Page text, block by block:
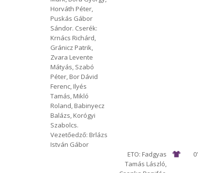
Horváth Péter,
Puskás Gábor
Sándor. Cserék:
Krnács Richárd,
Gránicz Patrik,
Zvara Levente
Mátyás, Szabó
Péter, Bor Dávid
Ferenc, Ilyés
Tamás, Mikló
Roland, Babinyecz
Balázs, Korógyi
Szabolcs.
Vezetőedző: Brlázs
István Gábor
0'
ETO: Fadgyas
Tamás László,